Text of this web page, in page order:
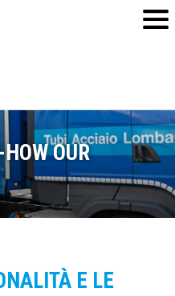
OUR
E LE